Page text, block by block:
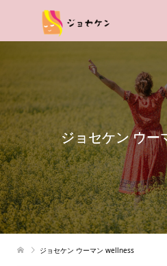
ジョセケン ウー
ジョセケン ウーマン wellness